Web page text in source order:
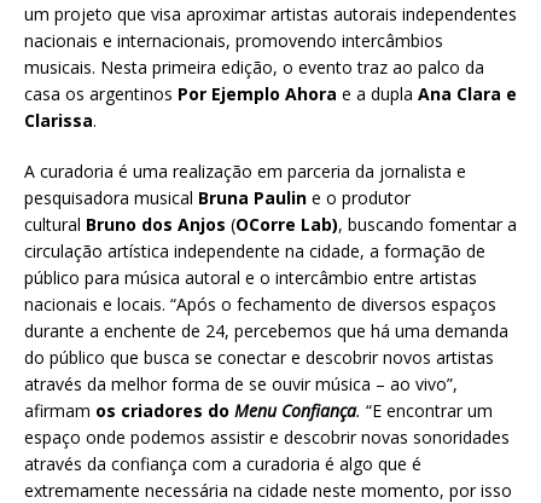
um projeto que visa aproximar artistas autorais independentes
nacionais e internacionais, promovendo intercâmbios
musicais. Nesta primeira edição, o evento traz ao palco da
casa os argentinos Por Ejemplo Ahora e a dupla Ana Clara e
Clarissa.
A curadoria é uma realização em parceria da jornalista e
pesquisadora musical Bruna Paulin e o produtor
cultural Bruno dos Anjos (OCorre Lab), buscando fomentar a
circulação artística independente na cidade, a formação de
público para música autoral e o intercâmbio entre artistas
nacionais e locais. “Após o fechamento de diversos espaços
durante a enchente de 24, percebemos que há uma demanda
do público que busca se conectar e descobrir novos artistas
através da melhor forma de se ouvir música – ao vivo”,
afirmam os criadores do Menu Confiança. “E encontrar um
espaço onde podemos assistir e descobrir novas sonoridades
através da confiança com a curadoria é algo que é
extremamente necessária na cidade neste momento, por isso